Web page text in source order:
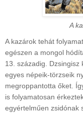
A
A kazárok tehát
egészen a mongol
13. századig.
egyes népeik-törzseik
megroppantotta őket.
is folyamatosan
egyértelműen zsidónak